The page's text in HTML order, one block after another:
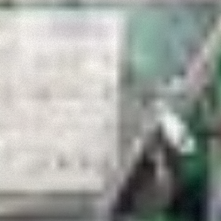
Consenso Informazioni sui cookie
Questo sito web utilizza i cookie
“Questo sito web utilizza i cookie Il sito utilizza cookies al
fine di fornire annunci pubblicitari e contenuti
personalizzati. Cliccando sul tasto "RIFIUTA" o sulla "X"
il banner verrà chiuso e non verranno inviati cookies al di
fuori di quelli tecnici. Cliccando su "ACCETTA TUTTI"
saranno automaticamente accettati tutti i cookie di prima
o terza parte presenti sul sito, i quali saranno in ogni